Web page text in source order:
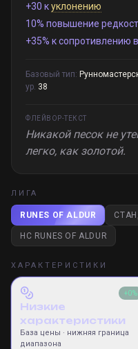
+30 куклонению
10% повышение
+35% к сопротивлению
Базовый тип:
ур. 38
ФЛЕЙВОР-ТЕКСТ
Никакой песок не
легко, как золотой.
ЛИГА
RUNES OF ALDUR
HC RUNES OF ALDUR
ХАРАКТЕРИСТИКИ
+0%
Низкие
характеристики
База цены · нижняя граница
диапазона